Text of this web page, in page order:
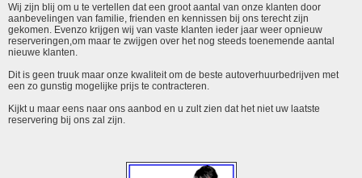
Wij zijn blij om u te vertellen dat een groot aantal van onze klanten door
aanbevelingen van familie, frienden en kennissen bij ons terecht zijn
gekomen. Evenzo krijgen wij van vaste klanten ieder jaar weer opnieuw
reserveringen,om maar te zwijgen over het nog steeds toenemende aantal
nieuwe klanten.
Dit is geen truuk maar onze kwaliteit om de beste autoverhuurbedrijven met
een zo gunstig mogelijke prijs te contracteren.
Kijkt u maar eens naar ons aanbod en u zult zien dat het niet uw laatste
reservering bij ons zal zijn.